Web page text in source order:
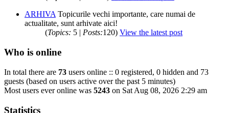
ARHIVA Topicurile vechi importante, care numai de
actualitate, sunt arhivate aici!
(Topics: 5 | Posts:120) View the latest post
Who is online
In total there are 73 users online :: 0 registered, 0 hidden and 73
guests (based on users active over the past 5 minutes)
Most users ever online was 5243 on Sat Aug 08, 2026 2:29 am
Statistics